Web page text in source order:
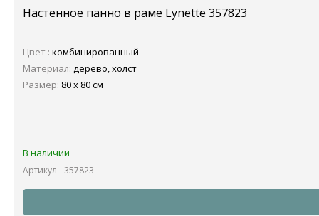
Настенное панно в раме Lynette 357823
Цвет : комбинированный
Материал: дерево, холст
Размер: 80 х 80 см
В наличии
Артикул - 357823